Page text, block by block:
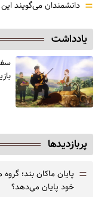
= دانشمندان می‌گویند
یادداشت
پربازدیدها
= پایان ماکان بند؛
خود پایان می‌دهد؟